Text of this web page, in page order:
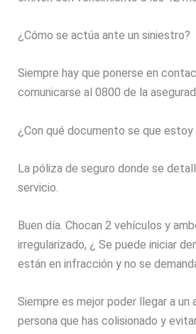
¿Cómo se actúa ante un siniestro?
Siempre hay que ponerse en
comunicarse al 0800 de la
¿Con qué documento se que estoy
La póliza de seguro donde se
servicio.
Buen día. Chocan 2 vehículos y
irregularizado, ¿ Se puede iniciar
están en infracción y no se
Siempre es mejor poder llegar a un
persona que has colisionado y